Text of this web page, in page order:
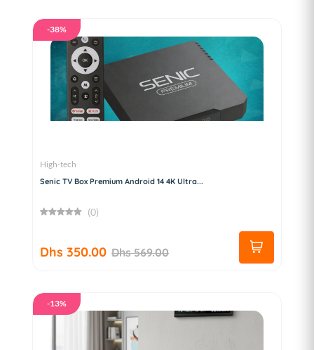
-38%
High-tech
Senic TV Box Premium Android 14 4K Ultra...
(0)
Dhs 350.00 Dhs 569.00
-13%